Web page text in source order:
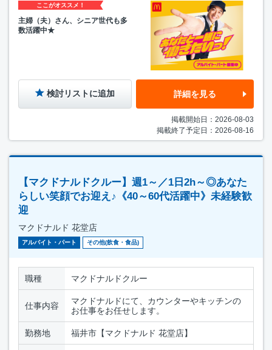
ここがオススメ！
主婦（夫）さん、シニア世代も多
数活躍中★
検討リストに追加 詳細を見る
掲載開始日：2026-08-03
掲載終了予定日：2026-08-16
【マクドナルドクルー】週1～／1日2h～◎あなた
らしい笑顔でお迎え♪《40～60代活躍中》未経験歓
迎
マクドナルド 花堂店
アルバイト・パート その他(飲食・食品)
職種 マクドナルドクルー
仕事内容
マクドナルドにて、カウンターやキッチンの
お仕事をお任せします。
勤務地 福井市【マクドナルド 花堂店】